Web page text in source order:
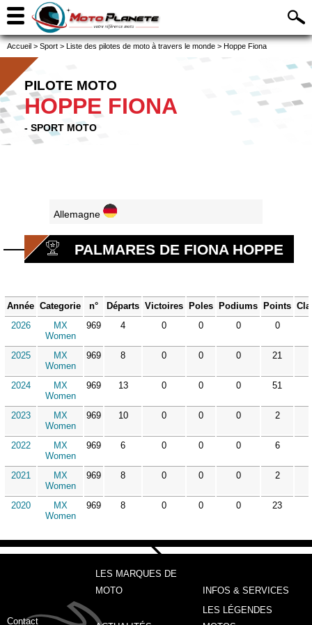
Accueil > Sport > Liste des pilotes de moto à travers le monde > Hoppe Fiona
PILOTE MOTO
HOPPE FIONA
- SPORT MOTO
Allemagne
PALMARES DE FIONA HOPPE
Année Categorie n° Départs Victoires Poles Podiums Points
2026
MX
Women
969 4 0 0 0 0
2025
MX
Women
969 8 0 0 0 21
2024
MX
Women
969 13 0 0 0 51
2023
MX
Women
969 10 0 0 0 2
2022
MX
Women
969 6 0 0 0 6
2021
MX
Women
969 8 0 0 0 2
2020
MX
Women
969 8 0 0 0 23
Contact
LES MARQUES DE
MOTO
INFOS & SERVICES
LES LÉGENDES